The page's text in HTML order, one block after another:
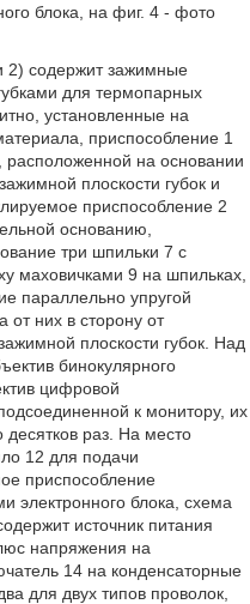
блока, на фиг. 4 - фото
2) содержит зажимные
для термопарных
установленные на
приспособление 1
расположенной на основании
плоскости губок и
приспособление 2
основанию,
три шпильки 7 с
маховичками 9 на шпильках,
параллельно упругой
от них в сторону от
плоскости губок. Над
бинокулярного
цифровой
к монитору, их
десятков раз. На место
12 для подачи
приспособление
электронного блока, схема
источник питания
напряжения на
14 на конденсаторные
для двух типов проволок,